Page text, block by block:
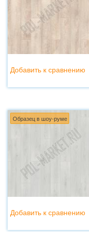
Добавить к сравнению
Образец в шоу-руме
Добавить к сравнению